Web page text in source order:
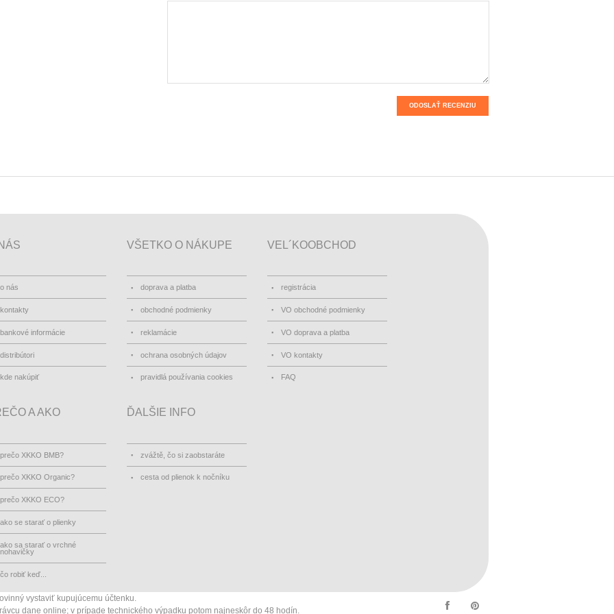
ODOSLAŤ RECENZIU
o nás
kontakty
bankové informácie
distribútori
kde nakúpiť
VŠETKO O NÁKUPE
doprava a platba
obchodné podmienky
reklamácie
ochrana osobných údajov
pravidlá používania cookies
VEL´KOOBCHOD
registrácia
VO obchodné podmienky
VO doprava a platba
VO kontakty
FAQ
A AKO
prečo XKKO BMB?
prečo XKKO Organic?
prečo XKKO ECO?
ako se starať o plienky
ako sa starať o vrchné
nohavičky
čo robiť keď...
ĎALŠIE INFO
zvážtě, čo si zaobstaráte
cesta od plienok k nočníku
vystaviť kupujúcemu účtenku.
dane online; v prípade technického výpadku potom najneskôr do 48 hodín.